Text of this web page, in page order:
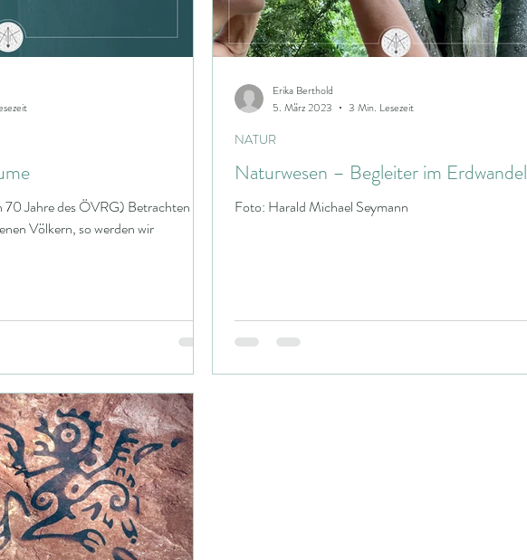
Baubiologie Elektrobiologie Energie Garten Kulturen
Proportionen
Jahre des ÖVRG) Betrachten wir
Völkern, so werden wir
Naturwesen – Begleiter im Erdwandel
Foto: Harald Michael Seymann
NATUR
Erika Berthold
5. März 2023
3 Min. Lesezeit